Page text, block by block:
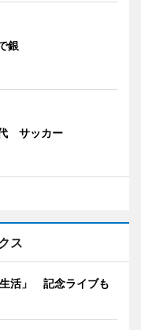
銀
代 サッカー
ス
活」 記念ライブも